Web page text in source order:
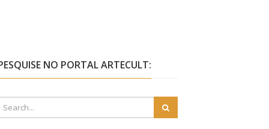
NO PORTAL ARTECULT: